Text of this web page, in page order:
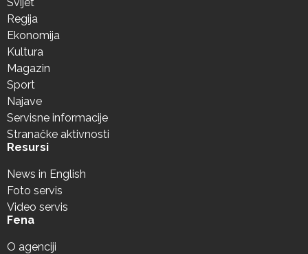
Regija
Ekonomija
Kultura
Magazin
Sport
Najave
Servisne informacije
Stranačke aktivnosti
Resursi
News in English
Foto servis
Video servis
Fena
O agenciji